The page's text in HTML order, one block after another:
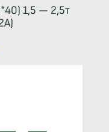
1,5 — 2,5т